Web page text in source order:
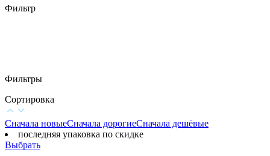
Фильтр
Фильтры
Сортировка
Сначала новыеСначала дорогиеСначала дешёвые
последняя упаковка по скидке
Выбрать